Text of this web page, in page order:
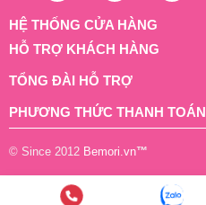
HỆ THỐNG CỬA HÀNG
HỖ TRỢ KHÁCH HÀNG
TỔNG ĐÀI HỖ TRỢ
PHƯƠNG THỨC THANH TOÁN
© Since 2012 Bemori.vn™